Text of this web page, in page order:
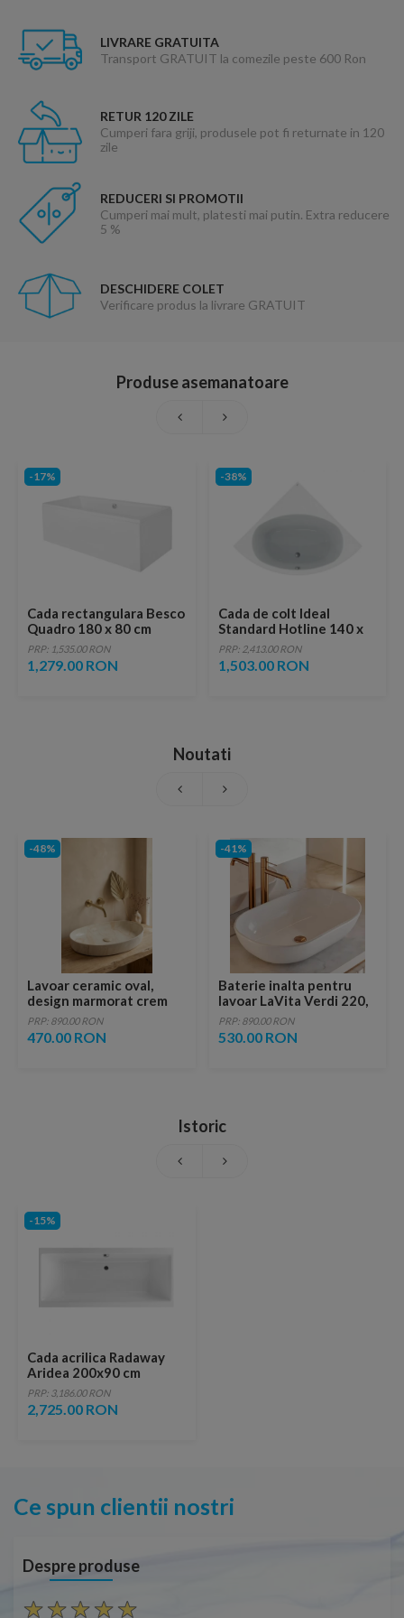
LIVRARE GRATUITA
Transport GRATUIT la comezile peste 600 Ron
RETUR 120 ZILE
Cumperi fara griji, produsele pot fi returnate in 120
zile
REDUCERI SI PROMOTII
Cumperi mai mult, platesti mai putin. Extra reducere
5 %
DESCHIDERE COLET
Verificare produs la livrare GRATUIT
Produse asemanatoare
-17%
Cada rectangulara Besco
Quadro 180 x 80 cm
acrilica
PRP: 1,535.00 RON
1,279.00 RON
-38%
Cada de colt Ideal
Standard Hotline 140 x
140cm
PRP: 2,413.00 RON
1,503.00 RON
Noutati
-48%
Lavoar ceramic oval,
design marmorat crem
lucios cu vene aurii,
ventil inclus
PRP: 890.00 RON
470.00 RON
-41%
Baterie inalta pentru
lavoar LaVita Verdi 220,
fara ventil, brushed
copper
PRP: 890.00 RON
530.00 RON
Istoric
-15%
Cada acrilica Radaway
Aridea 200x90 cm
PRP: 3,186.00 RON
2,725.00 RON
Ce spun clientii nostri
Despre produse